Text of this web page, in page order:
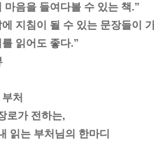
을 통해 궁극적인 진리에 이르
고 있는 한계와 높은 위험부담
니다.
대립은 싸움의 근원’」 중에서
에 행복해질 거야’라는 생각에
보장이 없습니다.
밖에 없습니다.
마음을 들여다볼 수 있는 책.”
지침이 될 수 있는 문장들이
읽어도 좋다.”
처
로가 전하는,
읽는 부처님의 한마디